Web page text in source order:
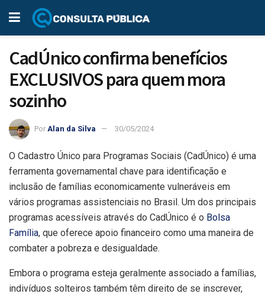
CadÚnico confirma benefícios
EXCLUSIVOS para quem mora
sozinho
Por Alan da Silva 30/05/2024
O Cadastro Único para Programas Sociais (CadÚnico) é uma
ferramenta governamental chave para identificação e
inclusão de famílias economicamente vulneráveis em
vários programas assistenciais no Brasil. Um dos principais
programas acessíveis através do CadÚnico é o Bolsa
Família, que oferece apoio financeiro como uma maneira de
combater a pobreza e desigualdade.
Embora o programa esteja geralmente associado a famílias,
indivíduos solteiros também têm direito de se inscrever,